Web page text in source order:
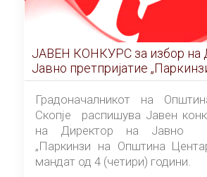
ЈАВЕН КОНКУРС за избор на Директор на
Јавно претпријатие „Паркинзи на Општина
Центар“ – Скопје
Градоначалникот на
Скопје распишува Јавен
на Директор на Јавно
„Паркинзи на Општина
мандат од 4 (четири) години.